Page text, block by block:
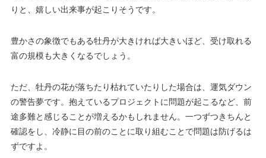
りと、嬉しい出来事が起こりそうです。
豊かさの象徴でもある牡丹が大きければ大きいほど、受け取れる
富の規模も大きくなるでしょう。
ただ、牡丹の花が落ちたり枯れていたりした場合は、運気ダウン
の警告夢です。抱えているプロジェクトに問題が起こるなど、前
途多難と感じることが増えるかもしれません。一つずつきちんと
確認をし、冷静に目の前のことに取り組むことで問題は防げるは
ずですよ。